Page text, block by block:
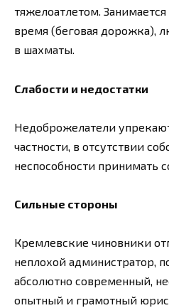
тяжелоатлетом.
время (беговая дорожка),
в шахматы.
Слабости и недостатки
Недоброжелатели
частности, в отсутствии
неспособности принимать
Сильные стороны
Кремлевские чиновники
неплохой администратор,
абсолютно современный,
опытный и грамотный